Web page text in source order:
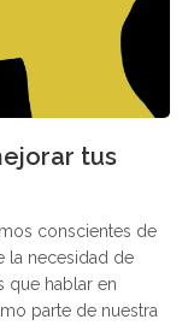
tus
conscientes de
la necesidad de
que hablar en
parte de nuestra